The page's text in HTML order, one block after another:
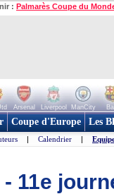
: Palmarès Coupe du
Arsenal Liverpool ManCity
Coupe d'Europe Les
| Calendrier |
11e